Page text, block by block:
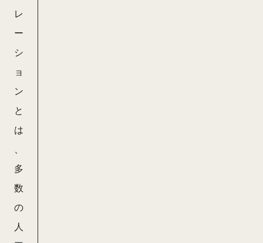
レ
ー
シ
ョ
ン
と
は
、
多
数
の
人